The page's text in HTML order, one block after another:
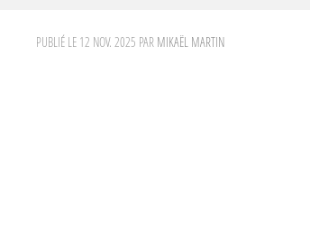
PUBLIÉ LE 12 NOV. 2025 PAR MIKAËL MARTIN